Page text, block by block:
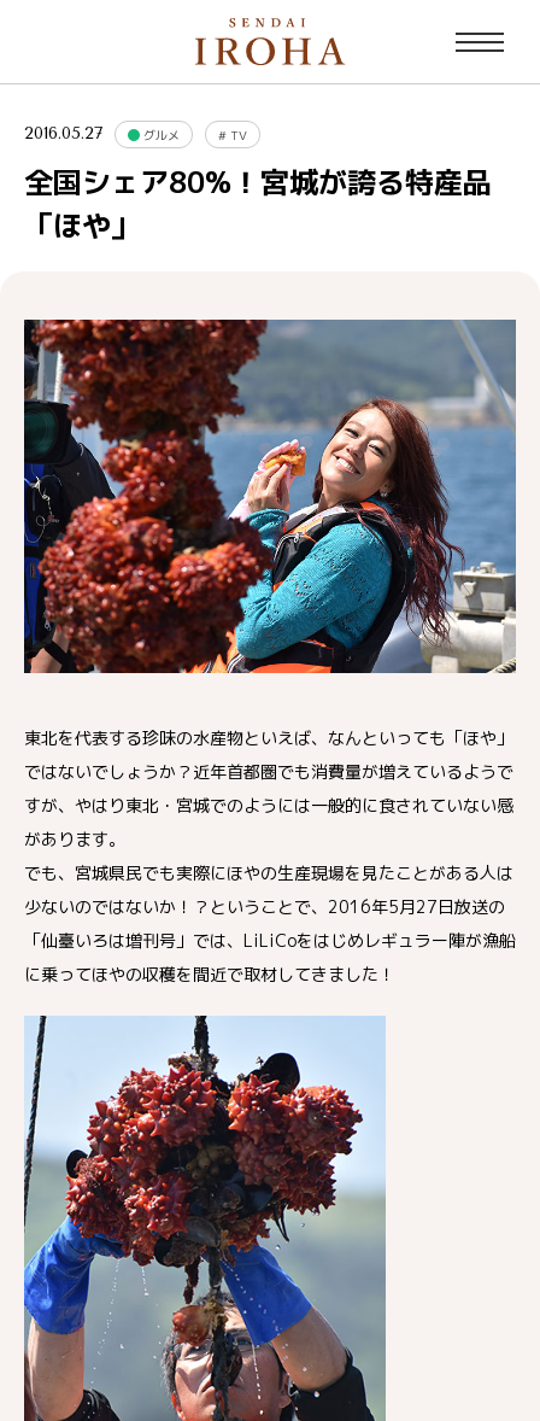
2016.05.27 グルメ # TV
全国シェア80%！宮城が誇る特産品
「ほや」
東北を代表する珍味の水産物といえば、なんといっても「ほや」
ではないでしょうか？近年首都圏でも消費量が増えているようで
すが、やはり東北・宮城でのようには一般的に食されていない感
があります。
でも、宮城県民でも実際にほやの生産現場を見たことがある人は
少ないのではないか！？ということで、2016年5月27日放送の
「仙臺いろは増刊号」では、LiLiCoをはじめレギュラー陣が漁船
に乗ってほやの収穫を間近で取材してきました！